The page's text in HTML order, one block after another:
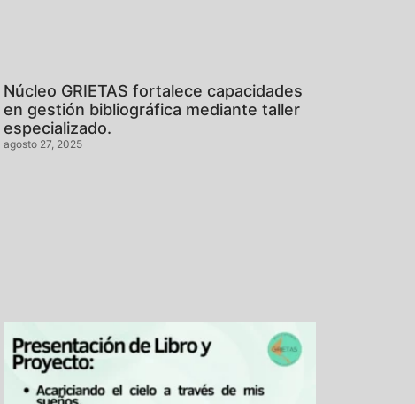
Núcleo GRIETAS fortalece capacidades
en gestión bibliográfica mediante taller
especializado.
agosto 27, 2025